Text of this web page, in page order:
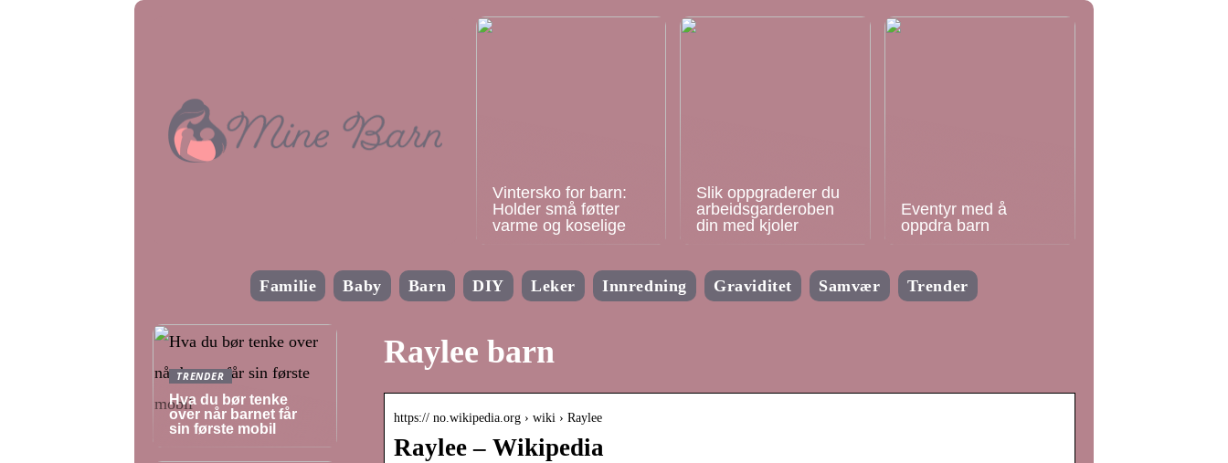
Vintersko for barn:
Holder små føtter
varme og koselige
Slik oppgraderer du
arbeidsgarderoben
din med kjoler
Eventyr med å
oppdra barn
Familie Baby Barn DIY Leker Innredning Graviditet Samvær Trender
Raylee barn
https:// no.wikipedia.org › wiki › Raylee
Raylee – Wikipedia
TRENDER
Hva du bør tenke
over når barnet får
sin første mobil